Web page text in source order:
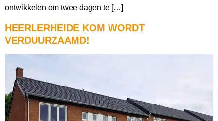
ontwikkelen om twee dagen te […]
HEERLERHEIDE KOM WORDT
VERDUURZAAMD!